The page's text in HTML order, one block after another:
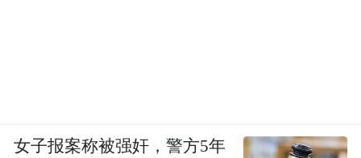
女子报案称被强奸，警方5年